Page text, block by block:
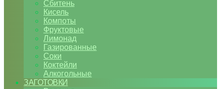
Сбитень
Кисель
Компоты
Фруктовые
Лимонад
Газированные
Соки
Коктейли
Алкогольные
ЗАГОТОВКИ